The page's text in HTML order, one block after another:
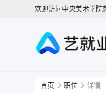
欢迎访问中央美术学院
首页 职位 详情